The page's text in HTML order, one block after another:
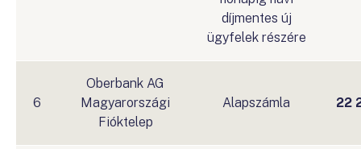
díjmentes új
ügyfelek részére
6
Oberbank AG
Magyarországi
Fióktelep
Alapszámla 22